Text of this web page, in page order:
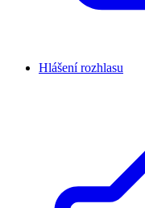
Hlášení rozhlasu